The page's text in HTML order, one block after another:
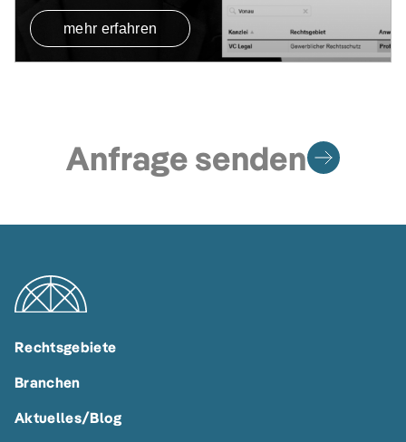
mehr erfahren
Anfrage senden
Rechtsgebiete
Branchen
Aktuelles/Blog